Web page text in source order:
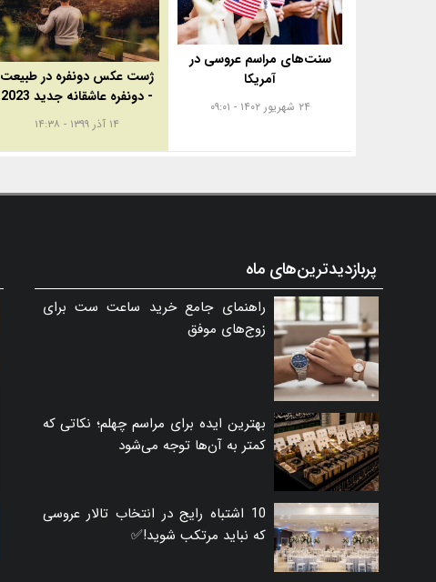
سنت‌های مراسم عروسی در
آمریکا
۲۴ شهریور ۱۴۰۲ - ۰۹:۰۱
ژست عکس دونفره در طبیعت
- دونفره عاشقانه جدید 2023
۱۴ آذر ۱۳۹۹ - ۱۴:۳۸
پربازدیدترین‌های ماه
راهنمای جامع خرید ساعت ست برای
زوج‌های موفق
بهترین ایده برای مراسم چهلم؛ نکاتی که
کمتر به آن‌ها توجه می‌شود
10 اشتباه رایج در انتخاب تالار عروسی
که نباید مرتکب شوید!✅